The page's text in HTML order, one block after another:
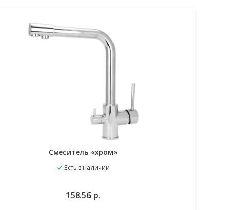
Смеситель «хром»
Есть в наличии
158.56 р.